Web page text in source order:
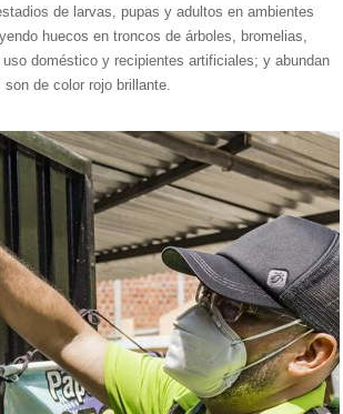
de larvas, pupas y adultos en ambientes
huecos en troncos de árboles, bromelias,
doméstico y recipientes artificiales; y abundan
de color rojo brillante.